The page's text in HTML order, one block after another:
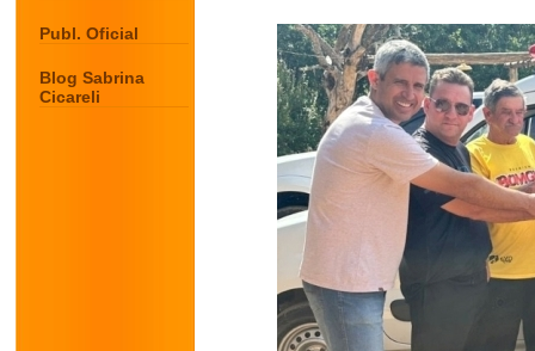
Publ. Oficial
Blog Sabrina
Cicareli